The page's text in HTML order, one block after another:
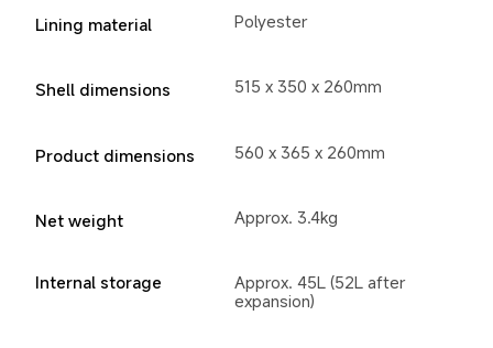
Lining material Polyester
Shell dimensions 515 x 350 x 260mm
Product dimensions 560 x 365 x 260mm
Net weight Approx. 3.4kg
Internal storage
Approx. 45L (52L after
expansion)